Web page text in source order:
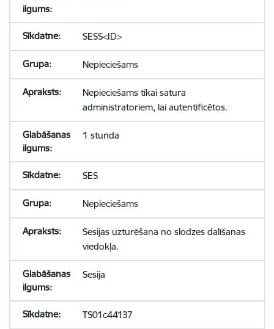
SESS<ID>
Nepieciešams
Nepieciešams tikai satura
administratoriem, lai autentificētos.
1 stunda
SES
Nepieciešams
Sesijas uzturēšana no slodzes dalīšanas
viedokļa.
Sesija
TS01c44137